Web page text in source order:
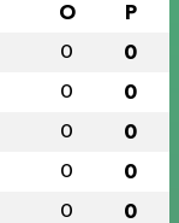
O P
0 0
0 0
0 0
0 0
0 0